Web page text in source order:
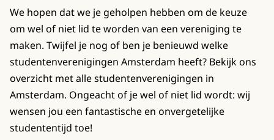
We hopen dat we je geholpen hebben om de keuze
om wel of niet lid te worden van een vereniging te
maken. Twijfel je nog of ben je benieuwd welke
studentenverenigingen Amsterdam heeft? Bekijk ons
overzicht met alle studentenverenigingen in
Amsterdam. Ongeacht of je wel of niet lid wordt: wij
wensen jou een fantastische en onvergetelijke
studententijd toe!